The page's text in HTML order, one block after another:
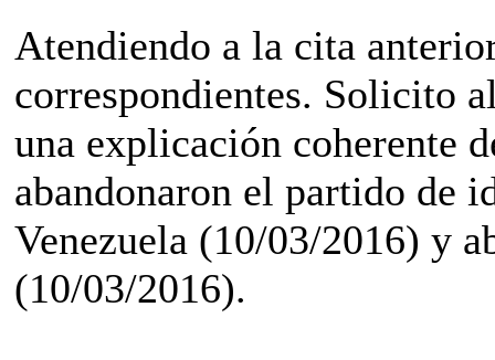
Atendiendo a la cita
correspondientes. Solicito
una explicación coherente
abandonaron el partido de
Venezuela (10/03/2016) y
(10/03/2016).